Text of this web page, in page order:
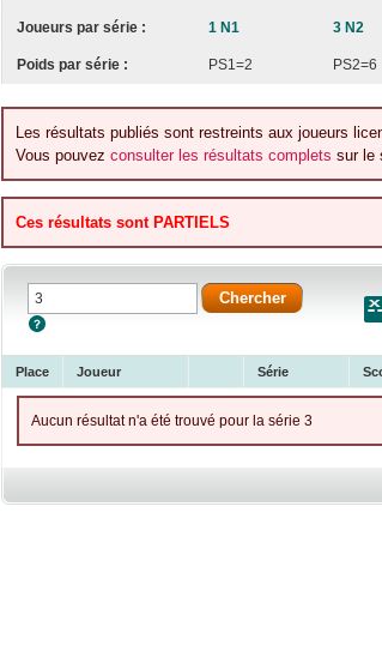
Joueurs par série : 1 N1 3 N2
Poids par série : PS1=2 PS2=6
Les résultats publiés sont restreints aux joueurs
Vous pouvez consulter les résultats complets sur le
Ces résultats sont PARTIELS
Place Joueur Série
Aucun résultat n'a été trouvé pour la série 3